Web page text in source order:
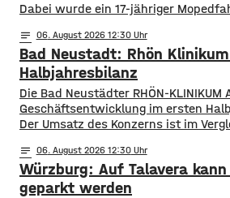
Dabei wurde ein 17-jähriger
seinem Moped zwischen Retzstadt
unterwegs. Etwa 800 Meter nach
Retzstadt trat plötzlich das Reh auf
Jährige erfasste das Tier und
Verletzungen
notes 06. August 2026 12:30
Bad Neustadt: Rhön
Halbjahresbilanz
Die Bad Neustädter RHÖN-KLINIKUM
Geschäftsentwicklung im ersten
Der Umsatz des Konzerns ist im
Von Januar bis Juni wurden fast
Patienten ambulant und stationär
im Vorjahr. Für das
notes 06. August 2026 12:30
Würzburg: Auf Talavera
geparkt werden